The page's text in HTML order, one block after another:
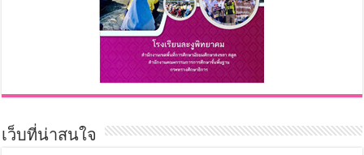
เว็บที่น่าสนใจ